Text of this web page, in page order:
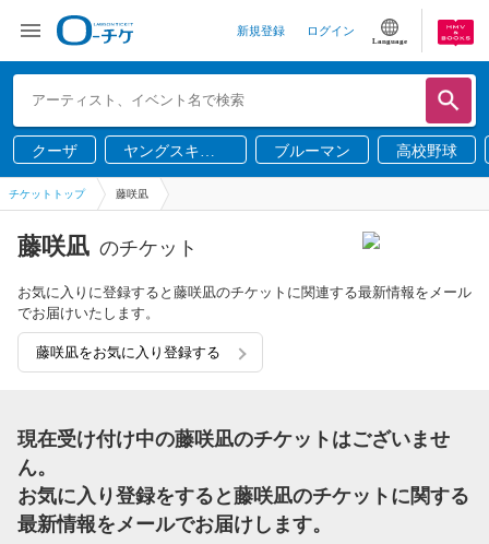
新規登録 ログイン
Language
クーザ
ヤングスキニ
ー
ブルーマン 高校野球
チケットトップ 藤咲凪
藤咲凪 のチケット
お気に入りに登録すると藤咲凪のチケットに関連する最新情報をメール
でお届けいたします。
藤咲凪をお気に入り登録する
現在受け付け中の藤咲凪のチケットはございませ
ん。
お気に入り登録をすると藤咲凪のチケットに関する
最新情報をメールでお届けします。